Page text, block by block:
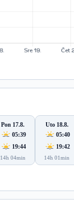
Pon 17.8.
05:39
19:44
14h 04min
Uto 18.8.
05:40
19:42
14h 01min